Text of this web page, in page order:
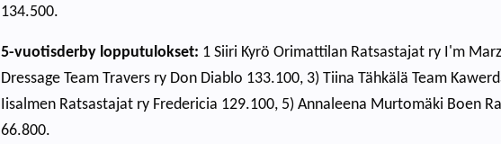
134.500.
5-vuotisderby lopputulokset: 1 Siiri Kyrö Orimattilan Ratsastajat ry I'm
Dressage Team Travers ry Don Diablo 133.100, 3) Tiina Tähkälä Team
Iisalmen Ratsastajat ry Fredericia 129.100, 5) Annaleena Murtomäki Boen
66.800.